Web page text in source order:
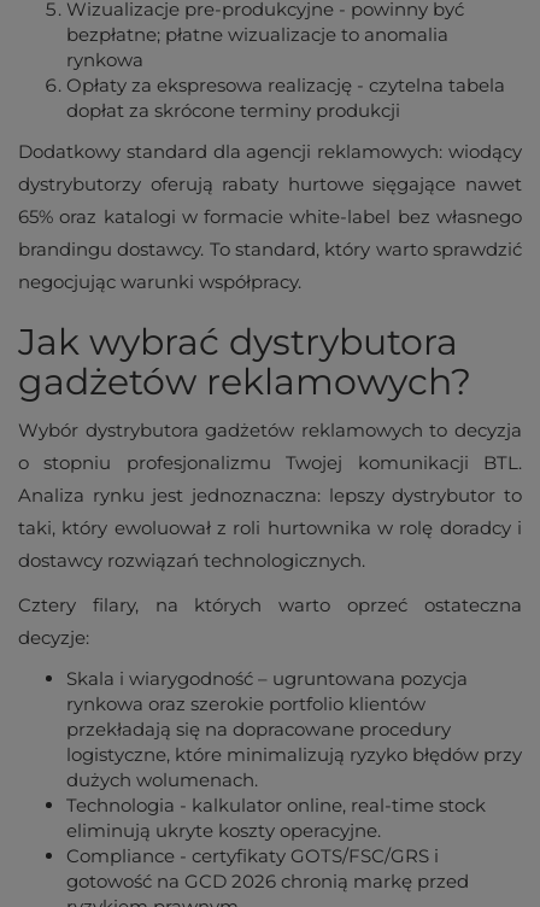
Wizualizacje pre-produkcyjne - powinny być
bezpłatne; płatne wizualizacje to anomalia
rynkowa
Opłaty za ekspresowa realizację - czytelna tabela
dopłat za skrócone terminy produkcji
Dodatkowy standard dla agencji reklamowych: wiodący
dystrybutorzy oferują rabaty hurtowe sięgające nawet
65% oraz katalogi w formacie white-label bez własnego
brandingu dostawcy. To standard, który warto sprawdzić
negocjując warunki współpracy.
Jak wybrać dystrybutora
gadżetów reklamowych?
Wybór dystrybutora gadżetów reklamowych to decyzja
o stopniu profesjonalizmu Twojej komunikacji BTL.
Analiza rynku jest jednoznaczna: lepszy dystrybutor to
taki, który ewoluował z roli hurtownika w rolę doradcy i
dostawcy rozwiązań technologicznych.
Cztery filary, na których warto oprzeć ostateczna
decyzje:
Skala i wiarygodność – ugruntowana pozycja
rynkowa oraz szerokie portfolio klientów
przekładają się na dopracowane procedury
logistyczne, które minimalizują ryzyko błędów przy
dużych wolumenach.
Technologia - kalkulator online, real-time stock
eliminują ukryte koszty operacyjne.
Compliance - certyfikaty GOTS/FSC/GRS i
gotowość na GCD 2026 chronią markę przed